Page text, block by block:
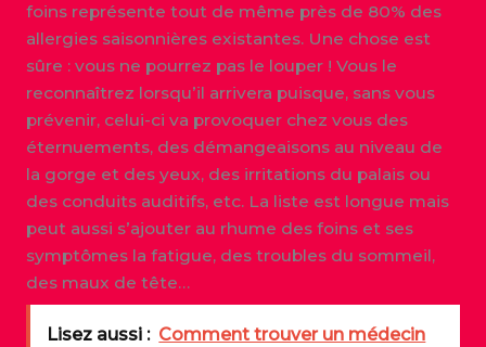
foins représente tout de même près de 80% des
allergies saisonnières existantes. Une chose est
sûre : vous ne pourrez pas le louper ! Vous le
reconnaîtrez lorsqu’il arrivera puisque, sans vous
prévenir, celui-ci va provoquer chez vous des
éternuements, des démangeaisons au niveau de
la gorge et des yeux, des irritations du palais ou
des conduits auditifs, etc. La liste est longue mais
peut aussi s’ajouter au rhume des foins et ses
symptômes la fatigue, des troubles du sommeil,
des maux de tête…
Lisez aussi : Comment trouver un médecin